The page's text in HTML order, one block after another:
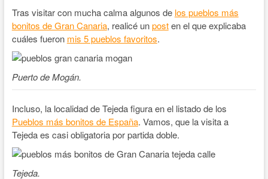
Tras visitar con mucha calma algunos de los pueblos más
bonitos de Gran Canaria, realicé unposten el que explicaba
cuáles fueron mis 5 pueblos favoritos.
Puerto de Mogán.
Incluso, la localidad de Tejeda figura en el listado de los
Pueblos más bonitos de España. Vamos, que la visita a
Tejeda es casi obligatoria por partida doble.
Tejeda.